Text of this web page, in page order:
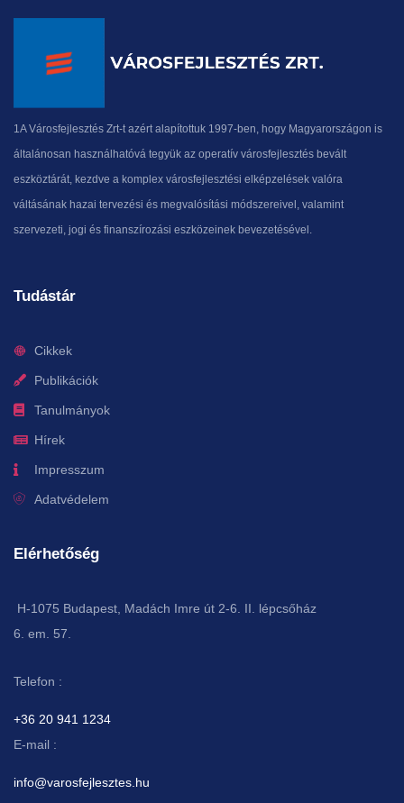
1A Városfejlesztés Zrt-t azért alapítottuk 1997-ben, hogy Magyarországon is
általánosan használhatóvá tegyük az operatív városfejlesztés bevált
eszköztárát, kezdve a komplex városfejlesztési elképzelések valóra
váltásának hazai tervezési és megvalósítási módszereivel, valamint
szervezeti, jogi és finanszírozási eszközeinek bevezetésével.
Tudástár
Cikkek
Publikációk
Tanulmányok
Hírek
Impresszum
Adatvédelem
Elérhetőség
H-1075 Budapest, Madách Imre út 2-6. II. lépcsőház
6. em. 57.
Telefon :
+36 20 941 1234
E-mail :
info@varosfejlesztes.hu